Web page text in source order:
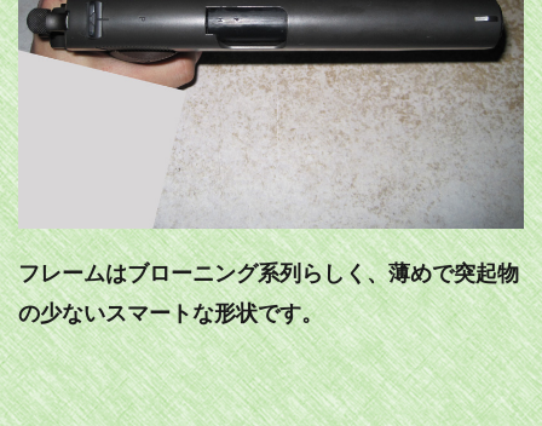
フレームはブローニング系列らしく、薄めで突起物
の少ないスマートな形状です。